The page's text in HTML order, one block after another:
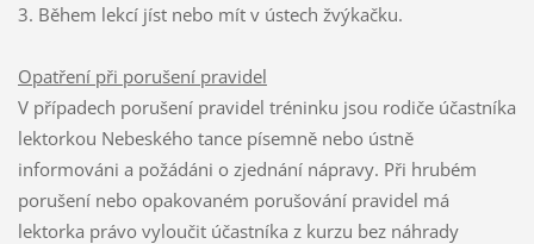
3. Během lekcí jíst nebo mít v ústech žvýkačku.
Opatření při porušení pravidel
V případech porušení pravidel tréninku jsou rodiče účastníka
lektorkou Nebeského tance písemně nebo ústně
informováni a požádáni o zjednání nápravy. Při hrubém
porušení nebo opakovaném porušování pravidel má
lektorka právo vyloučit účastníka z kurzu bez náhrady